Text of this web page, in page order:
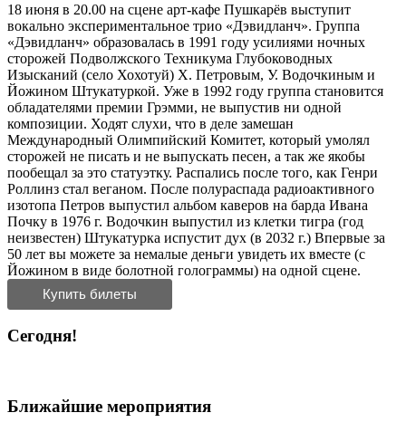
18 июня в 20.00 на сцене арт-кафе Пушкарёв выступит
вокально экспериментальное трио «Дэвидланч». Группа
«Дэвидланч» образовалась в 1991 году усилиями ночных
сторожей Подволжского Техникума Глубоководных
Изысканий (село Хохотуй) Х. Петровым, У. Водочкиным и
Йожином Штукатуркой. Уже в 1992 году группа становится
обладателями премии Грэмми, не выпустив ни одной
композиции. Ходят слухи, что в деле замешан
Международный Олимпийский Комитет, который умолял
сторожей не писать и не выпускать песен, а так же якобы
пообещал за это статуэтку. Распались после того, как Генри
Роллинз стал веганом. После полураспада радиоактивного
изотопа Петров выпустил альбом каверов на барда Ивана
Почку в 1976 г. Водочкин выпустил из клетки тигра (год
неизвестен) Штукатурка испустит дух (в 2032 г.) Впервые за
50 лет вы можете за немалые деньги увидеть их вместе (с
Йожином в виде болотной голограммы) на одной сцене.
Купить билеты
Сегодня!
Ближайшие мероприятия